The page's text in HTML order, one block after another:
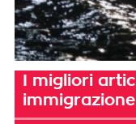
I migliori